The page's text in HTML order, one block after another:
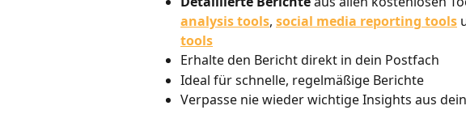
analysis tools, social media reporting tools
tools
Erhalte den Bericht direkt in dein Postfach
Ideal für schnelle, regelmäßige Berichte
Verpasse nie wieder wichtige Insights aus